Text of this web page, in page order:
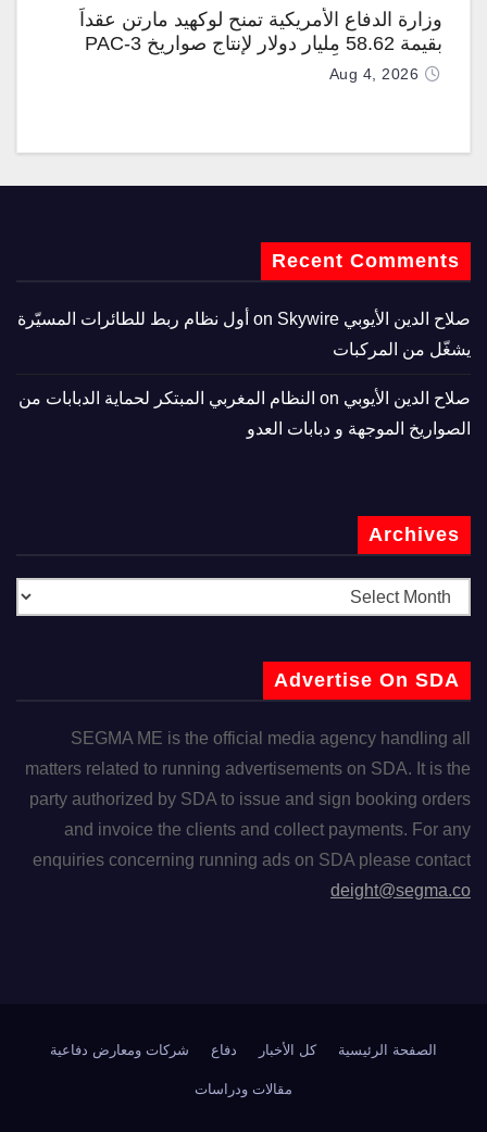
وزارة الدفاع الأمريكية تمنح لوكهيد مارتن عقداً
بقيمة 58.62 مليار دولار لإنتاج صواريخ PAC-3
المطوّرة دعماً لـ “ترسانة الحرية”
Aug 4, 2026
Recent Comments
صلاح الدين الأيوبي
Skywire أول نظام ربط للطائرات المسيّرة
يشغّل من المركبات
صلاح الدين الأيوبي
النظام المغربي المبتكر لحماية الدبابات من
الصواريخ الموجهة و دبابات العدو
Archives
Advertise On SDA
SEGMA ME is the official media agency handling all
matters related to running advertisements on SDA. It is the
party authorized by SDA to issue and sign booking orders
and invoice the clients and collect payments. For any
enquiries concerning running ads on SDA please contact
deight@segma.co
الصفحة الرئيسية كل الأخبار دفاع شركات ومعارض دفاعية
مقالات ودراسات